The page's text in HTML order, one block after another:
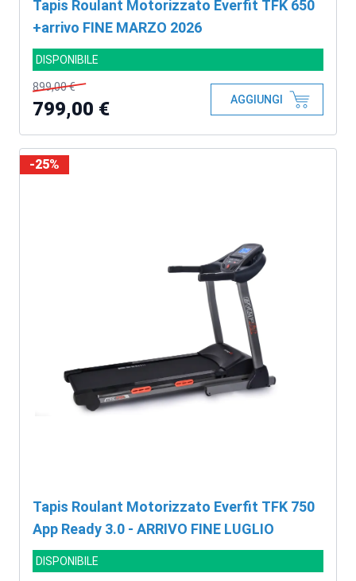
Tapis Roulant Motorizzato Everfit TFK 650
+arrivo FINE MARZO 2026
DISPONIBILE
899,00 €
799,00 € AGGIUNGI
Tapis Roulant Motorizzato Everfit TFK 750
App Ready 3.0 - ARRIVO FINE LUGLIO
DISPONIBILE
-25%